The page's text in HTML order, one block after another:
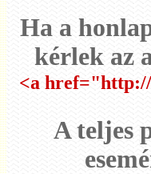
Ha a
kérlek az
<a
A teljes